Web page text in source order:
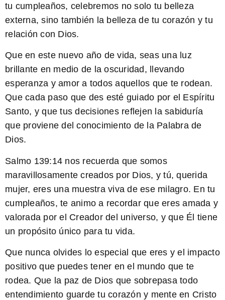
tu cumpleaños, celebremos no solo tu belleza
externa, sino también la belleza de tu corazón y tu
relación con Dios.
Que en este nuevo año de vida, seas una luz
brillante en medio de la oscuridad, llevando
esperanza y amor a todos aquellos que te rodean.
Que cada paso que des esté guiado por el Espíritu
Santo, y que tus decisiones reflejen la sabiduría
que proviene del conocimiento de la Palabra de
Dios.
Salmo 139:14 nos recuerda que somos
maravillosamente creados por Dios, y tú, querida
mujer, eres una muestra viva de ese milagro. En tu
cumpleaños, te animo a recordar que eres amada y
valorada por el Creador del universo, y que Él tiene
un propósito único para tu vida.
Que nunca olvides lo especial que eres y el impacto
positivo que puedes tener en el mundo que te
rodea. Que la paz de Dios que sobrepasa todo
entendimiento guarde tu corazón y mente en Cristo